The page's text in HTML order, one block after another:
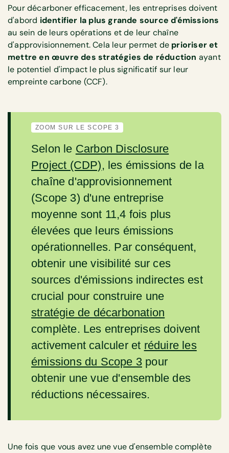
Pour décarboner efficacement, les entreprises doivent
d'abord identifier la plus grande source d'émissions
au sein de leurs opérations et de leur chaîne
d'approvisionnement. Cela leur permet de prioriser et
mettre en œuvre des stratégies de réduction ayant
le potentiel d'impact le plus significatif sur leur
empreinte carbone (CCF).
ZOOM SUR LE SCOPE 3
Selon le Carbon Disclosure
Project (CDP), les émissions de la
chaîne d'approvisionnement
(Scope 3) d'une entreprise
moyenne sont 11,4 fois plus
élevées que leurs émissions
opérationnelles. Par conséquent,
obtenir une visibilité sur ces
sources d'émissions indirectes est
crucial pour construire une
stratégie de décarbonation
complète. Les entreprises doivent
activement calculer et réduire les
émissions du Scope 3 pour
obtenir une vue d'ensemble des
réductions nécessaires.
Une fois que vous avez une vue d'ensemble complète